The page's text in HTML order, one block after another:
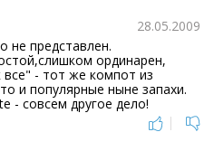
28.05.2009
не представлен.
ординарен,
- тот же компот из
и популярные ныне запахи.
- совсем другое дело!
|